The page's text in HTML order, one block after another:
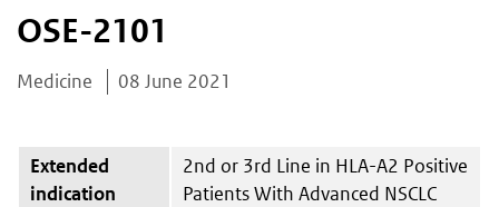
here:
OSE-2101
Medicine 08 June 2021
Extended
indication
2nd or 3rd Line in HLA-A2 Positive
Patients With Advanced NSCLC